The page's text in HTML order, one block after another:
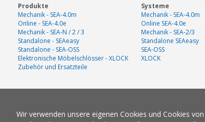
Produkte
Mechanik - SEA-4.0m
Online - SEA-4.0e
Mechanik - SEA-N / 2 / 3
Standalone - SEAeasy
Standalone - SEA-OSS
Elektronische Möbelschlösser - XLOCK
Zubehör und Ersatzteile
Systeme
Mechanik - SEA-4.0m
Online SEA-4.0e
Mechanik - SEA-2/3
Standalone SEAeasy
SEA-OSS
XLOCK
Wir verwenden unsere eigenen Cookies und Cookies